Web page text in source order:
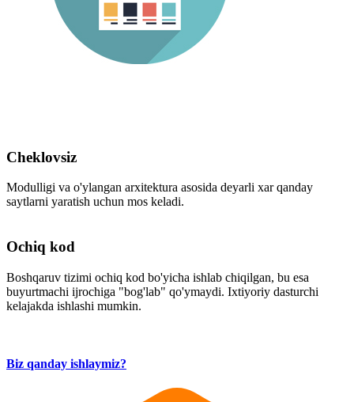
Cheklovsiz
Modulligi va o'ylangan arxitektura asosida deyarli xar qanday
saytlarni yaratish uchun mos keladi.
Ochiq kod
Boshqaruv tizimi ochiq kod bo'yicha ishlab chiqilgan, bu esa
buyurtmachi ijrochiga "bog'lab" qo'ymaydi. Ixtiyoriy dasturchi
kelajakda ishlashi mumkin.
Biz qanday ishlaymiz?